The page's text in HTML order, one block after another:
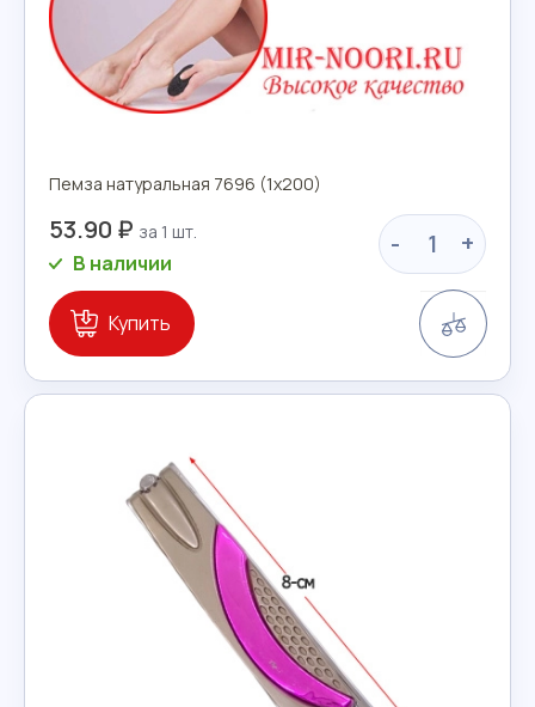
Пемза натуральная 7696 (1х200)
53.90 ₽ - +
В наличии
Купить